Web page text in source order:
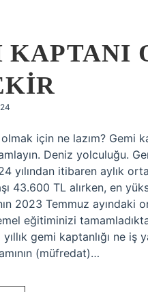
KAPTANI
için ne lazım? Gemi
Deniz yolculuğu.
yılından itibaren aylık
43.600 TL alırken, en
2023 Temmuz ayındaki
eğitiminizi
gemi kaptanlığı ne iş
(müfredat)…